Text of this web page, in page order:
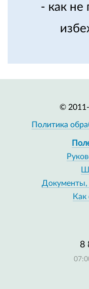
- как не
©
Политика
Документы,
8